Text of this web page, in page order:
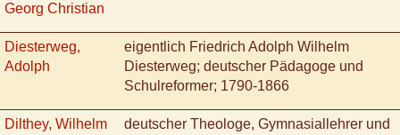
Georg Christian
Diesterweg,
Adolph
eigentlich Friedrich Adolph Wilhelm
Diesterweg; deutscher Pädagoge und
Schulreformer; 1790-1866
Dilthey, Wilhelm
deutscher Theologe, Gymnasiallehrer und